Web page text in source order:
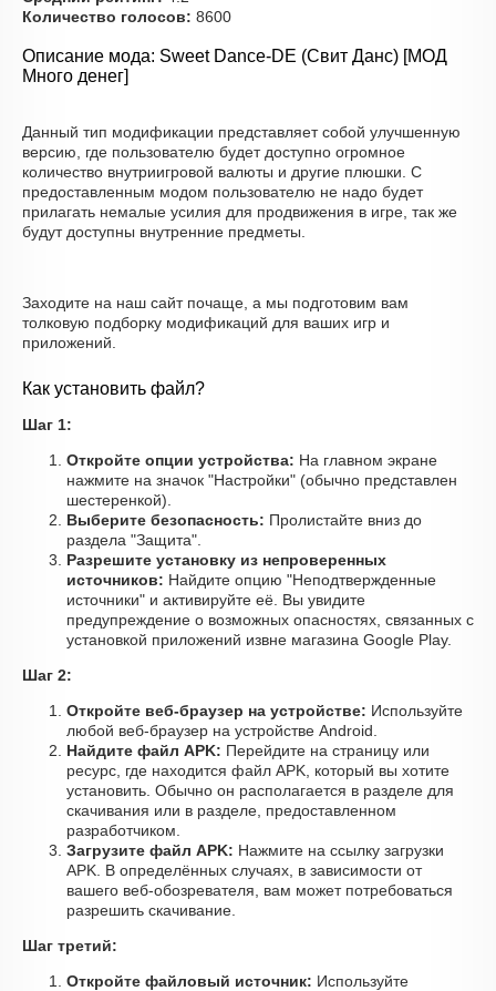
Количество голосов: 8600
Описание мода: Sweet Dance-DE (Свит Данс) [МОД
Много денег]
Данный тип модификации представляет собой улучшенную
версию, где пользователю будет доступно огромное
количество внутриигровой валюты и другие плюшки. С
предоставленным модом пользователю не надо будет
прилагать немалые усилия для продвижения в игре, так же
будут доступны внутренние предметы.
Заходите на наш сайт почаще, а мы подготовим вам
толковую подборку модификаций для ваших игр и
приложений.
Как установить файл?
Шаг 1:
Откройте опции устройства: На главном экране
нажмите на значок "Настройки" (обычно представлен
шестеренкой).
Выберите безопасность: Пролистайте вниз до
раздела "Защита".
Разрешите установку из непроверенных
источников: Найдите опцию "Неподтвержденные
источники" и активируйте её. Вы увидите
предупреждение о возможных опасностях, связанных с
установкой приложений извне магазина Google Play.
Шаг 2:
Откройте веб-браузер на устройстве: Используйте
любой веб-браузер на устройстве Android.
Найдите файл APK: Перейдите на страницу или
ресурс, где находится файл APK, который вы хотите
установить. Обычно он располагается в разделе для
скачивания или в разделе, предоставленном
разработчиком.
Загрузите файл APK: Нажмите на ссылку загрузки
APK. В определённых случаях, в зависимости от
вашего веб-обозревателя, вам может потребоваться
разрешить скачивание.
Шаг третий:
Откройте файловый источник: Используйте